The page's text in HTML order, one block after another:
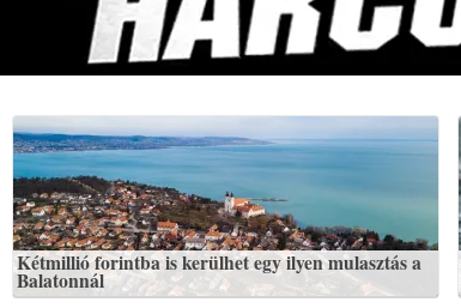
Kétmillió forintba is kerülhet egy ilyen mulasztás a
Balatonnál